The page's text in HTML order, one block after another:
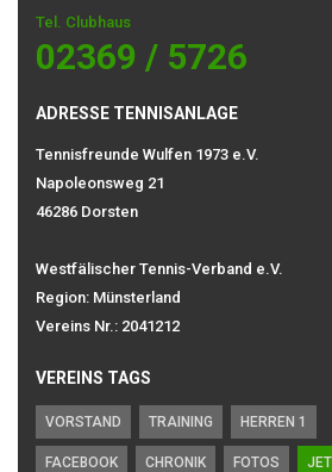
Tel. Clubhaus
02369 / 5726
ADRESSE TENNISANLAGE
Tennisfreunde Wulfen 1973 e.V.
Napoleonsweg 21
46286 Dorsten
Westfälischer Tennis-Verband e.V.
Region: Münsterland
Vereins Nr.: 2041212
VEREINS TAGS
VORSTAND TRAINING HERREN 1
FACEBOOK CHRONIK FOTOS